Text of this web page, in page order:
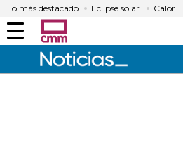
Lo más destacado Eclipse solar Calor
Menú